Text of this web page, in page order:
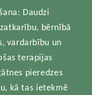
Daudzi
bērnībā
vardarbību un
terapijas
pieredzes
kā tas ietekmē